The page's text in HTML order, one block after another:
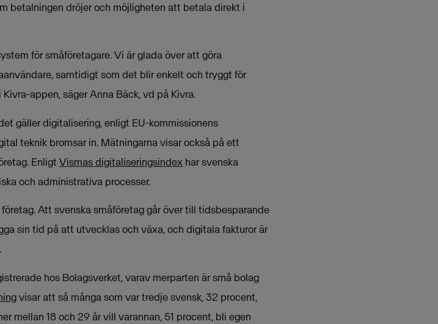
betalningen dröjer och möjligheten att betala direkt i
för småföretagare. Vi är glada över att göra
samtidigt som det blir enkelt och tryggt för
appen, säger Anna Bäck, vd på Kivra.
gäller digitalisering, enligt EU-kommissionens
teknik bromsar in. Mätningarna visar också på ett
Enligt Vismas digitaliseringsindex har svenska
och administrativa processer.
Att svenska småföretag går över till tidsbesparande
sin tid på att utvecklas och växa, och digitala fakturor är
hos Bolagsverket, varav merparten är små bolag
visar att så många som var tredje svensk, 32 procent,
mellan 18 och 29 år vill varannan, 51 procent, bli egen